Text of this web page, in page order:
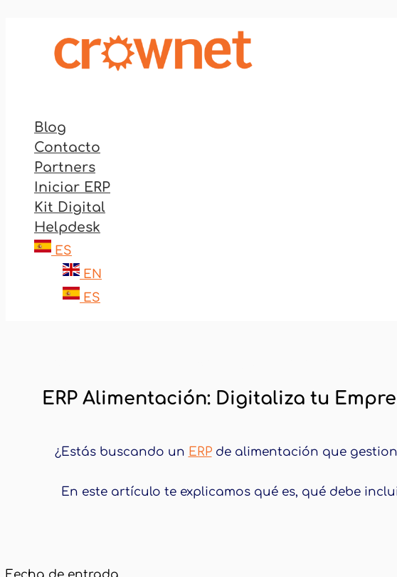
contenido
Blog
Contacto
Partners
Iniciar ERP
Kit Digital
Helpdesk
ES
EN
ES
ERP Alimentación: Digitaliza tu
¿Estás buscando un ERPde alimentación que
En este artículo te explicamos qué es, qué debe
Fecha de entrada